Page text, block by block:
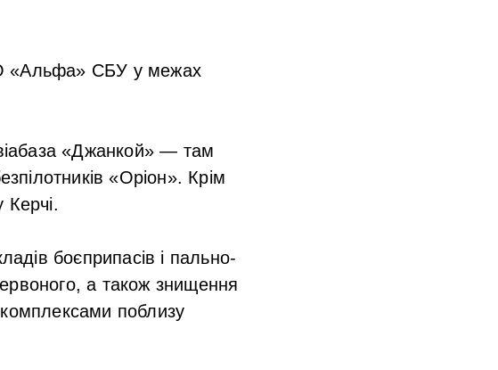
«Альфа» СБУ у межах
«Джанкой» — там
«Оріон». Крім
Керчі.
боєприпасів і пально-
а також знищення
комплексами поблизу